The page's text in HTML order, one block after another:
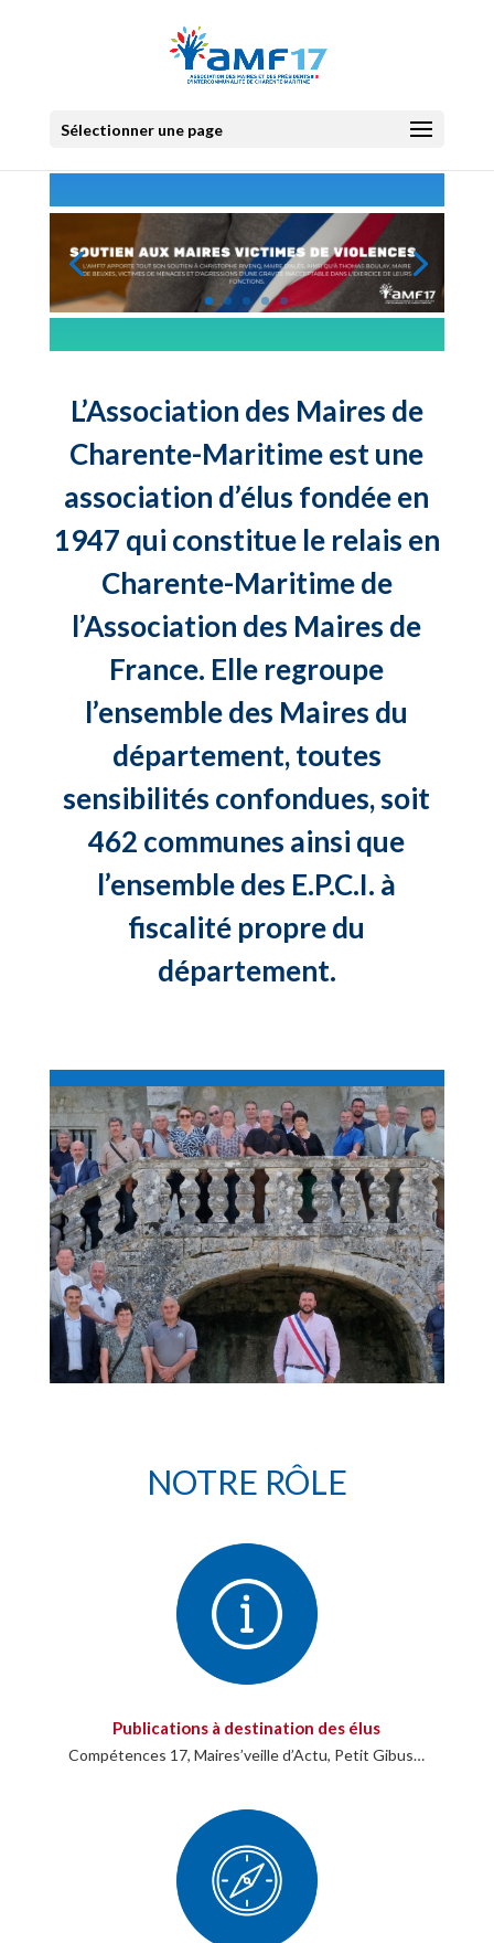
Sélectionner une page
L’Association des Maires de
Charente-Maritime est une
association d’élus fondée en
1947 qui constitue le relais en
Charente-Maritime de
l’Association des Maires de
France. Elle regroupe
l’ensemble des Maires du
département, toutes
sensibilités confondues, soit
462 communes ainsi que
l’ensemble des E.P.C.I. à
fiscalité propre du
département.
NOTRE RÔLE
Publications à destination des élus
Compétences 17, Maires’veille d’Actu, Petit Gibus…